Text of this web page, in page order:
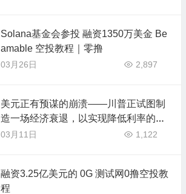
Solana基金会参投 融资1350万美金 Be
amable 空投教程｜零撸
03月26日 2,897
美元正有预谋的崩溃——川普正试图制
造一场经济衰退，以实现降低利率的目
标
03月11日 1,122
融资3.25亿美元的 0G 测试网0撸空投教
程